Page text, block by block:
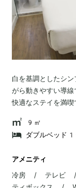
白を基調としたシ
がら動きやすい導
快適なステイを満喫
9㎡
ダブルベッド1
アメニティ
冷房 / テレビ /